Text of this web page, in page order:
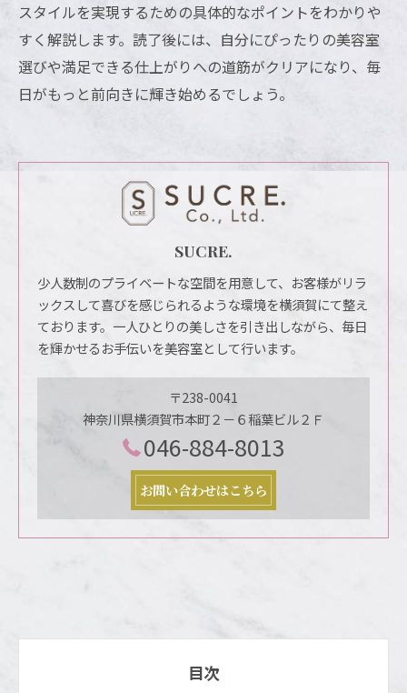
スタイルを実現するための具体的なポイントをわかりや
すく解説します。読了後には、自分にぴったりの美容室
選びや満足できる仕上がりへの道筋がクリアになり、毎
日がもっと前向きに輝き始めるでしょう。
SUCRE.
少人数制のプライベートな空間を用意して、お客様がリラ
ックスして喜びを感じられるような環境を横須賀にて整え
ております。一人ひとりの美しさを引き出しながら、毎日
を輝かせるお手伝いを美容室として行います。
〒238-0041
神奈川県横須賀市本町２－６稲葉ビル２Ｆ
046-884-8013
お問い合わせはこちら
目次